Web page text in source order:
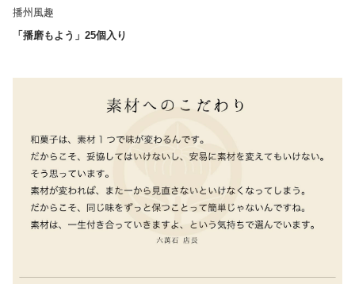
播州風趣
「播磨もよう」25個入り